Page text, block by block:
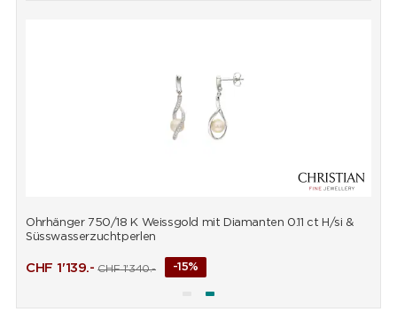
Ohrhänger 750/18 K Weissgold mit Diamanten 0.11 ct H/si &
Süsswasserzuchtperlen
CHF 1'139.- CHF1'340.- -15%